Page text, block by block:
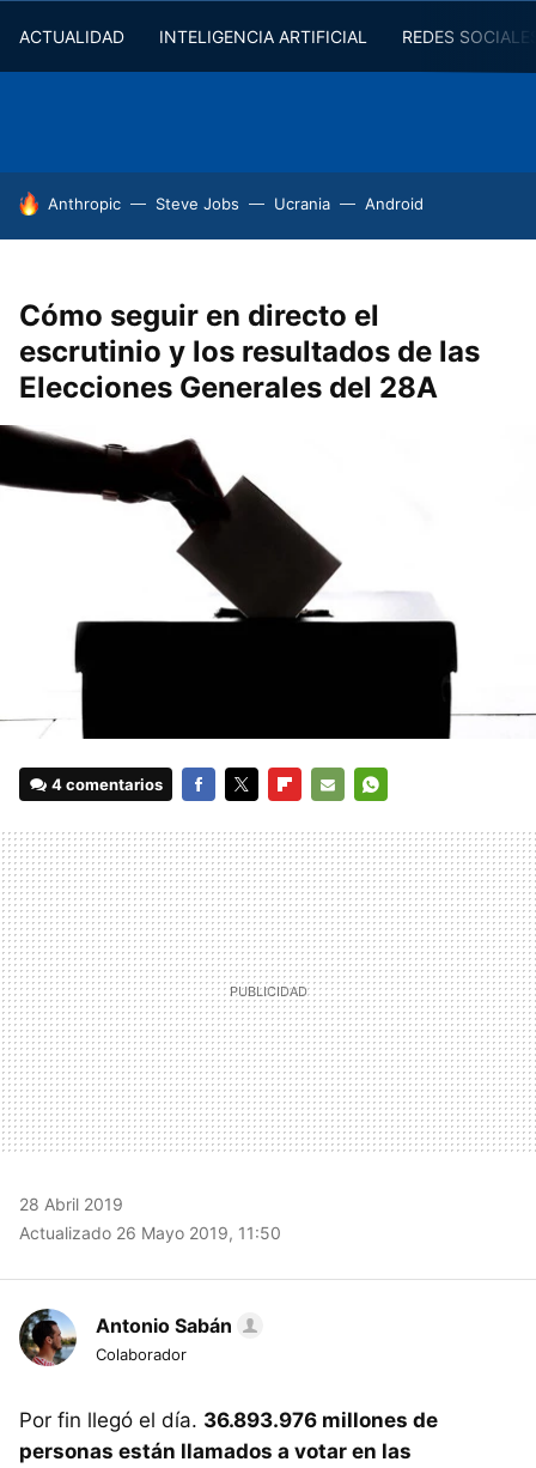
ACTUALIDAD INTELIGENCIA ARTIFICIAL REDES
HOY SE HABLA DE
Anthropic Steve Jobs Ucrania Android
Cómo seguir en directo el
escrutinio y los resultados de las
Elecciones Generales del 28A
4 comentarios
MAIL
28 Abril 2019
Actualizado 26 Mayo 2019, 11:50
Antonio Sabán
Colaborador
Por fin llegó el día. 36.893.976 millones de
personas están llamados a votar en las